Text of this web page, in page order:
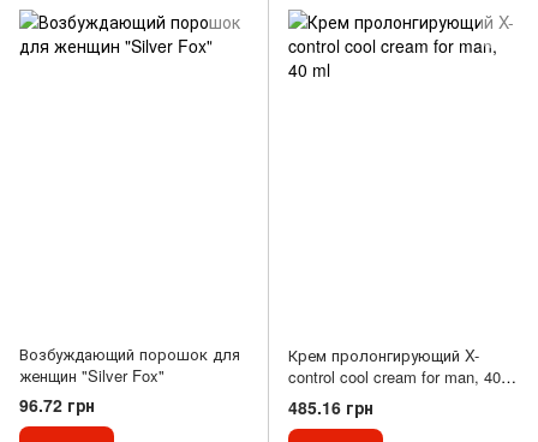
Возбуждающий порошок для
женщин "Silver Fox"
96.72 грн
Крем пролонгирующий X-
control cool cream for man, 40
ml
485.16 грн